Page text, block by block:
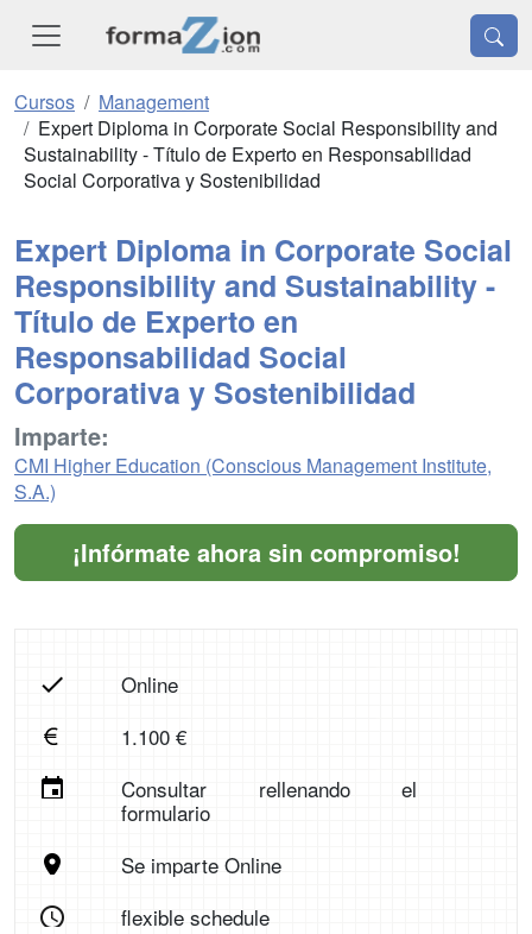
Cursos
Management
Expert Diploma in Corporate Social Responsibility and
Sustainability - Título de Experto en Responsabilidad
Social Corporativa y Sostenibilidad
Expert Diploma in Corporate Social
Responsibility and Sustainability -
Título de Experto en
Responsabilidad Social
Corporativa y Sostenibilidad
Imparte:
CMI Higher Education (Conscious Management Institute,
S.A.)
¡Infórmate ahora sin compromiso!
Online
1.100 €
Consultar rellenando el
formulario
Se imparte Online
flexible schedule